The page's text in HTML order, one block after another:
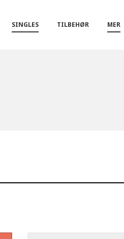
SINGLES TILBEHØR MER